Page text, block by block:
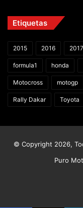
Etiquetas
2015 2016 2017
formula1 honda
Motocross motogp
Rally Dakar Toyota
© Copyright 2026,
Puro